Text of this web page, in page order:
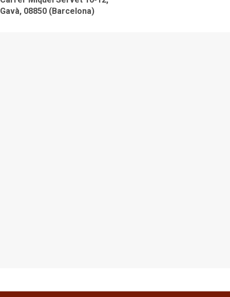
Gavà, 08850 (Barcelona)